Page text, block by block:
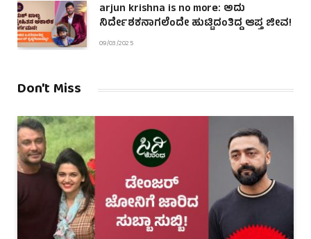
arjun krishna is no more: ಅದು
ನಿರ್ದೇಶಕನಾಗಲೆಂದೇ ಹುಟ್ಟಿದಂತಿದ್ದ ಆಪ್ತ ಜೀವ!
09/03/2025
Don't Miss